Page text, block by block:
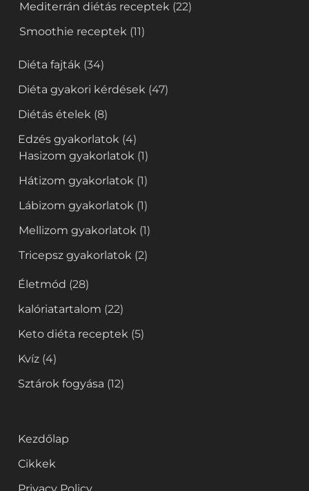
Mediterrán diétás receptek (22)
Smoothie receptek (11)
Diéta fajták (34)
Diéta gyakori kérdések (47)
Diétás ételek (8)
Edzés gyakorlatok (4)
Hasizom gyakorlatok (1)
Hátizom gyakorlatok (1)
Lábizom gyakorlatok (1)
Mellizom gyakorlatok (1)
Tricepsz gyakorlatok (2)
Életmód (28)
kalóriatartalom (22)
Keto diéta receptek (5)
Kvíz (4)
Sztárok fogyása (12)
Kezdőlap
Cikkek